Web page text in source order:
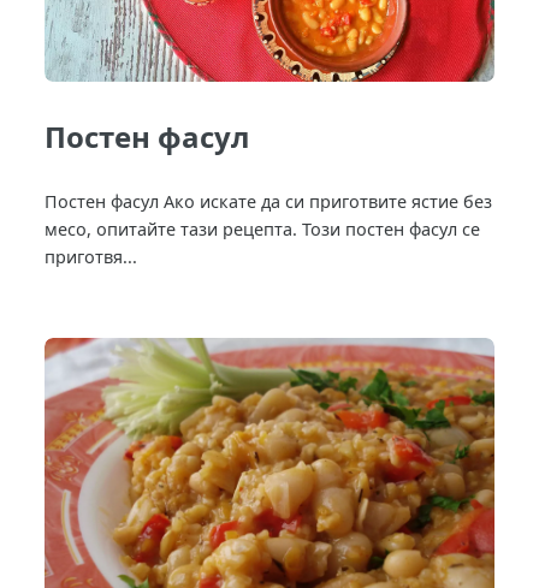
Постен фасул
Постен фасул Ако искате да си приготвите ястие без
месо, опитайте тази рецепта. Този постен фасул се
приготвя...